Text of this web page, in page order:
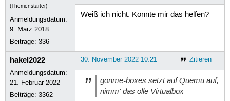
(Themenstarter)
Anmeldungsdatum:
9. März 2018
Beiträge:336
Weiß ich nicht. Könnte mir das helfen?
hakel2022
Anmeldungsdatum:
21. Februar 2022
Beiträge:3362
Zitieren
30. November 2022 10:21
gonme-boxes setzt auf Quemu auf,
nimm' das olle Virtualbox